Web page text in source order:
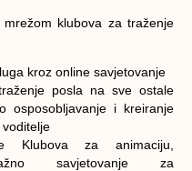
klubova za traženje
kroz online savjetovanje
posla na sve ostale
osposobljavanje i kreiranje
Klubova za animaciju,
savjetovanje za